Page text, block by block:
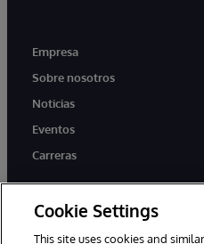
Empresa
Sobre nosotros
Noticias
Eventos
Carreras
Cookie Settings
This site uses cookies and